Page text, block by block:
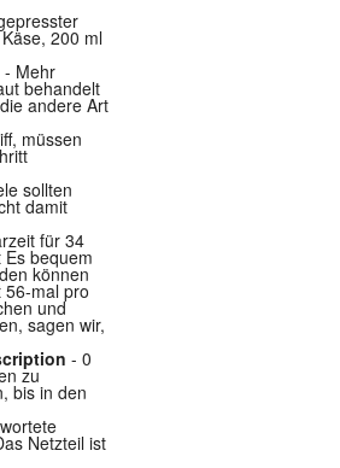
200 ml
- Mehr
behandelt
andere Art
müssen
sollten
damit
für 34
bequem
können
56-mal pro
und
sagen wir,
- 0
zu
bis in den
Netzteil ist